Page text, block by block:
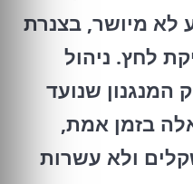
לא מיושר, בצנרת
לחץ. ניהול
המנגנון שנועד
בזמן אמת,
ולא עשרות